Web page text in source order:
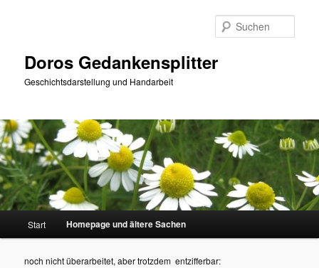
Doros Gedankensplitter
Geschichtsdarstellung und Handarbeit
Start Homepage und ältere Sachen
noch nicht überarbeitet, aber trotzdem entzifferbar: